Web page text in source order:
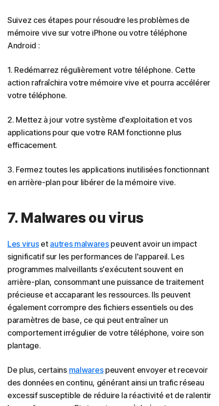
Suivez ces étapes pour résoudre les problèmes de
mémoire vive sur votre iPhone ou votre téléphone
Android :
1. Redémarrez régulièrement votre téléphone. Cette
action rafraîchira votre mémoire vive et pourra accélérer
votre téléphone.
2. Mettez à jour votre système d'exploitation et vos
applications pour que votre RAM fonctionne plus
efficacement.
3. Fermez toutes les applications inutilisées fonctionnant
en arrière-plan pour libérer de la mémoire vive.
7. Malwares ou virus
Les viruset autres malwarespeuvent avoir un impact
significatif sur les performances de l'appareil. Les
programmes malveillants s'exécutent souvent en
arrière-plan, consommant une puissance de traitement
précieuse et accaparant les ressources. Ils peuvent
également corrompre des fichiers essentiels ou des
paramètres de base, ce qui peut entraîner un
comportement irrégulier de votre téléphone, voire son
plantage.
De plus, certains malwarespeuvent envoyer et recevoir
des données en continu, générant ainsi un trafic réseau
excessif susceptible de réduire la réactivité et de ralentir